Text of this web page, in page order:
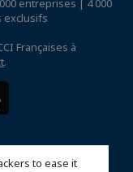
to ease it
entreprises | 4 000
exclusifs
Françaises à
.